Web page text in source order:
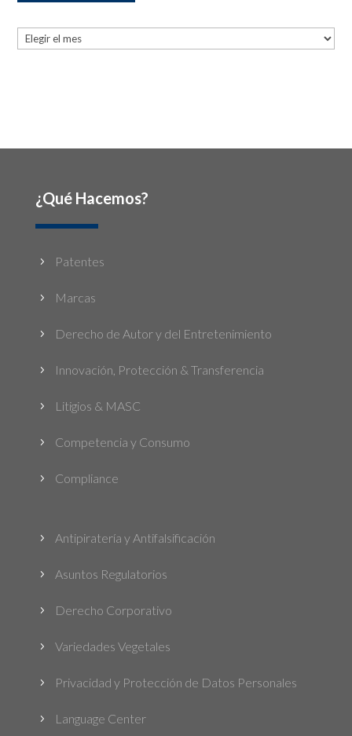
Archives
¿Qué Hacemos?
5 Patentes
5 Marcas
5 Derecho de Autor y del Entretenimiento
5 Innovación, Protección & Transferencia
5 Litigios & MASC
5 Competencia y Consumo
5 Compliance
5 Antipiratería y Antifalsificación
5 Asuntos Regulatorios
5 Derecho Corporativo
5 Variedades Vegetales
5 Privacidad y Protección de Datos Personales
5 Language Center